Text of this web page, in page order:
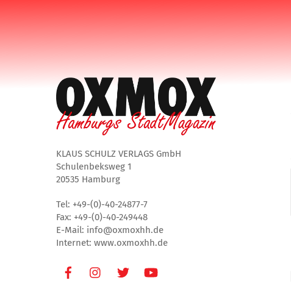
KLAUS SCHULZ VERLAGS GmbH
Schulenbeksweg 1
20535 Hamburg
Tel: +49-(0)-40-24877-7
Fax: +49-(0)-40-249448
E-Mail: info@oxmoxhh.de
Internet: www.oxmoxhh.de
FacebookInstagramTwitter